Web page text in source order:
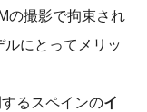
の撮影で拘束され
にとってメリッ
るスペインのイ